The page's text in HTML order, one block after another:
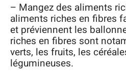
– Mangez des aliments
aliments riches en fibres
et préviennent les
riches en fibres sont
verts, les fruits, les
légumineuses.